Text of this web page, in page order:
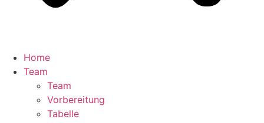
Home
Team
Team
Vorbereitung
Tabelle